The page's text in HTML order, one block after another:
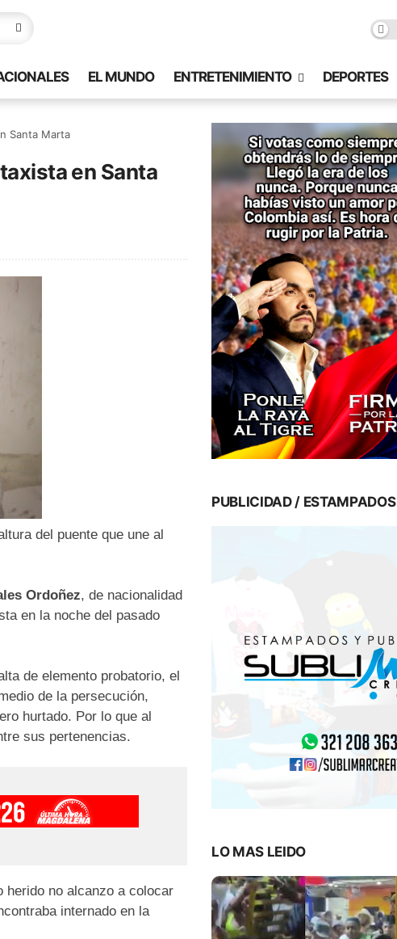
EL MUNDO ENTRETENIMIENTO DEPORTES
Santa Marta
en Santa
del puente que une al
Ordoñez, de nacionalidad
en la noche del pasado
de elemento probatorio, el
de la persecución,
hurtado. Por lo que al
sus pertenencias.
herido no alcanzo a colocar
internado en la
PUBLICIDAD / ESTAMPADOS
LO MAS LEIDO